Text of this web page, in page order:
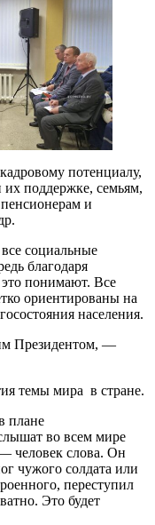
потенциалу,
поддержке, семьям,
и
социальные
благодаря
понимают. Все
ориентированы на
населения.
Президентом, —
темы мира в стране.
плане
во всем мире
человек слова. Он
чужого солдата или
переступил
Это будет